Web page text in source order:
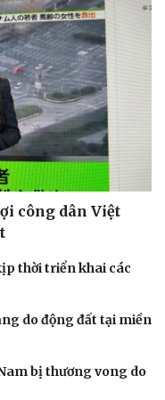
trí
trang
công dân Việt
thời triển khai các
do động đất tại miền
bị thương vong do